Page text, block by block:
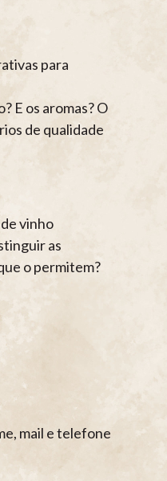
para
E os aromas? O
de qualidade
vinho
as
o permitem?
mail e telefone